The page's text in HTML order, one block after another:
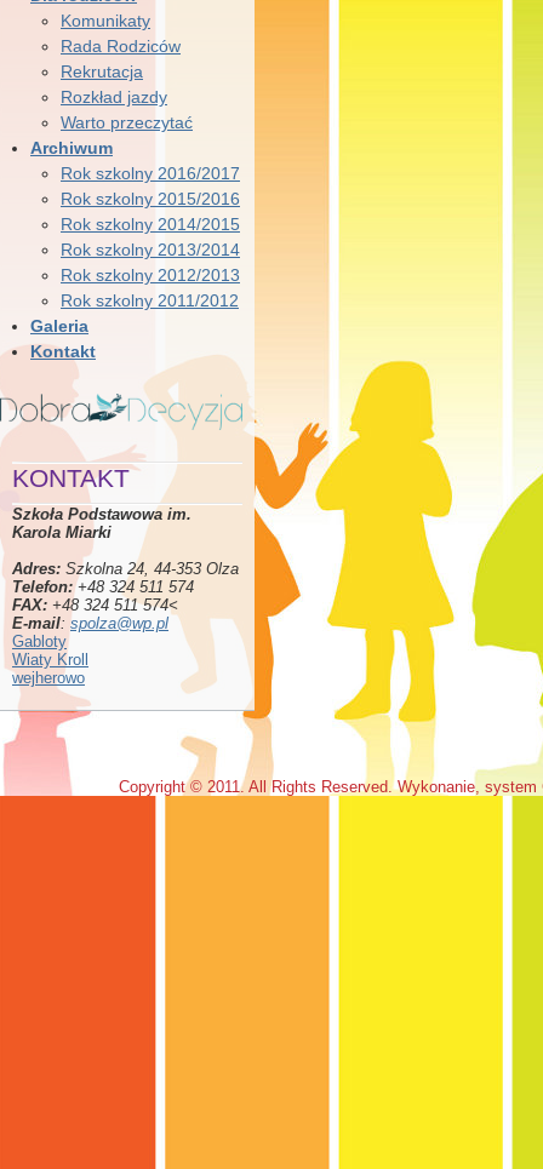
Komunikaty
Rada Rodziców
Rekrutacja
Rozkład jazdy
Warto przeczytać
Archiwum
Rok szkolny 2016/2017
Rok szkolny 2015/2016
Rok szkolny 2014/2015
Rok szkolny 2013/2014
Rok szkolny 2012/2013
Rok szkolny 2011/2012
Galeria
Kontakt
KONTAKT
Szkoła Podstawowa im.
Karola Miarki
Adres: Szkolna 24, 44-353 Olza
Telefon:+48 324 511 574
FAX: +48 324 511 574<
E-mail: spolza@wp.pl
Gabloty
Wiaty Kroll
wejherowo
Copyright © 2011. All Rights Reserved. Wykonanie,